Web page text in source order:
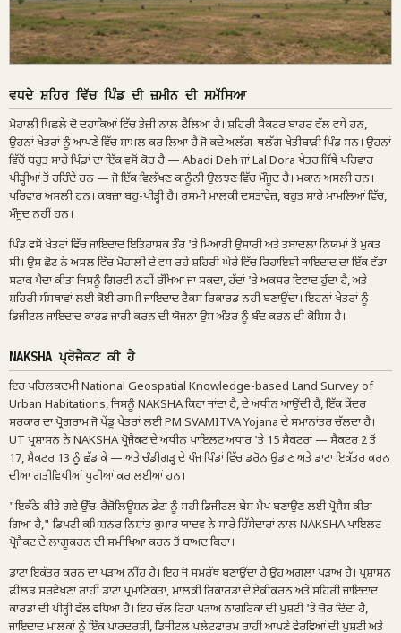
ਵਧਦੇ ਸ਼ਹਿਰ ਵਿੱਚ ਪਿੰਡ ਦੀ ਜ਼ਮੀਨ ਦੀ ਸਮੱਸਿਆ
ਮੋਹਾਲੀ ਪਿਛਲੇ ਦੋ ਦਹਾਕਿਆਂ ਵਿੱਚ ਤੇਜ਼ੀ ਨਾਲ ਫੈਲਿਆ ਹੈ। ਸ਼ਹਿਰੀ ਸੈਕਟਰ ਬਾਹਰ ਵੱਲ ਵਧੇ ਹਨ,
ਉਹਨਾਂ ਖੇਤਰਾਂ ਨੂੰ ਆਪਣੇ ਵਿੱਚ ਸ਼ਾਮਲ ਕਰ ਲਿਆ ਹੈ ਜੋ ਕਦੇ ਅਲੱਗ-ਥਲੱਗ ਖੇਤੀਬਾੜੀ ਪਿੰਡ ਸਨ। ਉਹਨਾਂ
ਵਿੱਚੋਂ ਬਹੁਤ ਸਾਰੇ ਪਿੰਡਾਂ ਦਾ ਇੱਕ ਵਸੋਂ ਕੋਰ ਹੈ — Abadi Deh ਜਾਂ Lal Dora ਖੇਤਰ ਜਿੱਥੇ ਪਰਿਵਾਰ
ਪੀੜ੍ਹੀਆਂ ਤੋਂ ਰਹਿੰਦੇ ਹਨ — ਜੋ ਇੱਕ ਵਿਲੱਖਣ ਕਾਨੂੰਨੀ ਉਲਝਣ ਵਿੱਚ ਮੌਜੂਦ ਹੈ। ਮਕਾਨ ਅਸਲੀ ਹਨ।
ਪਰਿਵਾਰ ਅਸਲੀ ਹਨ। ਕਬਜ਼ਾ ਬਹੁ-ਪੀੜ੍ਹੀ ਹੈ। ਰਸਮੀ ਮਾਲਕੀ ਦਸਤਾਵੇਜ਼, ਬਹੁਤ ਸਾਰੇ ਮਾਮਲਿਆਂ ਵਿੱਚ,
ਮੌਜੂਦ ਨਹੀਂ ਹਨ।
ਪਿੰਡ ਵਸੋਂ ਖੇਤਰਾਂ ਵਿੱਚ ਜਾਇਦਾਦ ਇਤਿਹਾਸਕ ਤੌਰ 'ਤੇ ਮਿਆਰੀ ਉਸਾਰੀ ਅਤੇ ਤਬਾਦਲਾ ਨਿਯਮਾਂ ਤੋਂ ਮੁਕਤ
ਸੀ। ਉਸ ਛੋਟ ਨੇ ਅਸਲ ਵਿੱਚ ਮੋਹਾਲੀ ਦੇ ਵਧ ਰਹੇ ਸ਼ਹਿਰੀ ਘੇਰੇ ਵਿੱਚ ਰਿਹਾਇਸ਼ੀ ਜਾਇਦਾਦ ਦਾ ਇੱਕ ਵੱਡਾ
ਸਟਾਕ ਪੈਦਾ ਕੀਤਾ ਜਿਸਨੂੰ ਗਿਰਵੀ ਨਹੀਂ ਰੱਖਿਆ ਜਾ ਸਕਦਾ, ਹੱਦਾਂ 'ਤੇ ਅਕਸਰ ਵਿਵਾਦ ਹੁੰਦਾ ਹੈ, ਅਤੇ
ਸ਼ਹਿਰੀ ਸੰਸਥਾਵਾਂ ਲਈ ਕੋਈ ਰਸਮੀ ਜਾਇਦਾਦ ਟੈਕਸ ਰਿਕਾਰਡ ਨਹੀਂ ਬਣਾਉਂਦਾ। ਇਹਨਾਂ ਖੇਤਰਾਂ ਨੂੰ
ਡਿਜੀਟਲ ਜਾਇਦਾਦ ਕਾਰਡ ਜਾਰੀ ਕਰਨ ਦੀ ਯੋਜਨਾ ਉਸ ਅੰਤਰ ਨੂੰ ਬੰਦ ਕਰਨ ਦੀ ਕੋਸ਼ਿਸ਼ ਹੈ।
NAKSHA ਪ੍ਰੋਜੈਕਟ ਕੀ ਹੈ
ਇਹ ਪਹਿਲਕਦਮੀ National Geospatial Knowledge-based Land Survey of
Urban Habitations, ਜਿਸਨੂੰ NAKSHA ਕਿਹਾ ਜਾਂਦਾ ਹੈ, ਦੇ ਅਧੀਨ ਆਉਂਦੀ ਹੈ, ਇੱਕ ਕੇਂਦਰ
ਸਰਕਾਰ ਦਾ ਪ੍ਰੋਗਰਾਮ ਜੋ ਪੇਂਡੂ ਖੇਤਰਾਂ ਲਈ PM SVAMITVA Yojana ਦੇ ਸਮਾਨਾਂਤਰ ਚੱਲਦਾ ਹੈ।
UT ਪ੍ਰਸ਼ਾਸਨ ਨੇ NAKSHA ਪ੍ਰੋਜੈਕਟ ਦੇ ਅਧੀਨ ਪਾਇਲਟ ਅਧਾਰ 'ਤੇ 15 ਸੈਕਟਰਾਂ — ਸੈਕਟਰ 2 ਤੋਂ
17, ਸੈਕਟਰ 13 ਨੂੰ ਛੱਡ ਕੇ — ਅਤੇ ਚੰਡੀਗੜ੍ਹ ਦੇ ਪੰਜ ਪਿੰਡਾਂ ਵਿੱਚ ਡਰੋਨ ਉਡਾਣ ਅਤੇ ਡਾਟਾ ਇਕੱਤਰ ਕਰਨ
ਦੀਆਂ ਗਤੀਵਿਧੀਆਂ ਪੂਰੀਆਂ ਕਰ ਲਈਆਂ ਹਨ।
"ਇਕੱਠੇ ਕੀਤੇ ਗਏ ਉੱਚ-ਰੈਜ਼ੋਲਿਊਸ਼ਨ ਡੇਟਾ ਨੂੰ ਸਹੀ ਡਿਜੀਟਲ ਬੇਸ ਮੈਪ ਬਣਾਉਣ ਲਈ ਪ੍ਰੋਸੈਸ ਕੀਤਾ
ਗਿਆ ਹੈ," ਡਿਪਟੀ ਕਮਿਸ਼ਨਰ ਨਿਸ਼ਾਂਤ ਕੁਮਾਰ ਯਾਦਵ ਨੇ ਸਾਰੇ ਹਿੱਸੇਦਾਰਾਂ ਨਾਲ NAKSHA ਪਾਇਲਟ
ਪ੍ਰੋਜੈਕਟ ਦੇ ਲਾਗੂਕਰਨ ਦੀ ਸਮੀਖਿਆ ਕਰਨ ਤੋਂ ਬਾਅਦ ਕਿਹਾ।
ਡਾਟਾ ਇਕੱਤਰ ਕਰਨ ਦਾ ਪੜਾਅ ਨੀਂਹ ਹੈ। ਇਹ ਜੋ ਸਮਰੱਥ ਬਣਾਉਂਦਾ ਹੈ ਉਹ ਅਗਲਾ ਪੜਾਅ ਹੈ। ਪ੍ਰਸ਼ਾਸਨ
ਫੀਲਡ ਸਰਵੇਖਣਾਂ ਰਾਹੀਂ ਡਾਟਾ ਪ੍ਰਮਾਣਿਕਤਾ, ਮਾਲਕੀ ਰਿਕਾਰਡਾਂ ਦੇ ਏਕੀਕਰਨ ਅਤੇ ਸ਼ਹਿਰੀ ਜਾਇਦਾਦ
ਕਾਰਡਾਂ ਦੀ ਪੀੜ੍ਹੀ ਵੱਲ ਵਧਿਆ ਹੈ। ਇਹ ਚੱਲ ਰਿਹਾ ਪੜਾਅ ਨਾਗਰਿਕਾਂ ਦੀ ਪੁਸ਼ਟੀ 'ਤੇ ਜ਼ੋਰ ਦਿੰਦਾ ਹੈ,
ਜਾਇਦਾਦ ਮਾਲਕਾਂ ਨੂੰ ਇੱਕ ਪਾਰਦਰਸ਼ੀ, ਡਿਜੀਟਲ ਪਲੇਟਫਾਰਮ ਰਾਹੀਂ ਆਪਣੇ ਵੇਰਵਿਆਂ ਦੀ ਪੁਸ਼ਟੀ ਅਤੇ